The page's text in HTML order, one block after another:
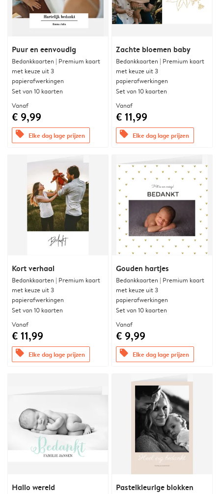
Puur en eenvoudig
Bedankkaarten | Premium kaart
met keuze uit 3
papierafwerkingen
Set van 10 kaarten
Vanaf
€ 9,99
offers Elke dag lage prijzen
Zachte bloemen baby
Bedankkaarten | Premium kaart
met keuze uit 3
papierafwerkingen
Set van 10 kaarten
Vanaf
€ 11,99
offers Elke dag lage prijzen
Kort verhaal
Bedankkaarten | Premium kaart
met keuze uit 3
papierafwerkingen
Set van 10 kaarten
Vanaf
€ 11,99
offers Elke dag lage prijzen
Gouden hartjes
Bedankkaarten | Premium kaart
met keuze uit 3
papierafwerkingen
Set van 10 kaarten
Vanaf
€ 9,99
offers Elke dag lage prijzen
Hallo wereld Pastelkleurige blokken